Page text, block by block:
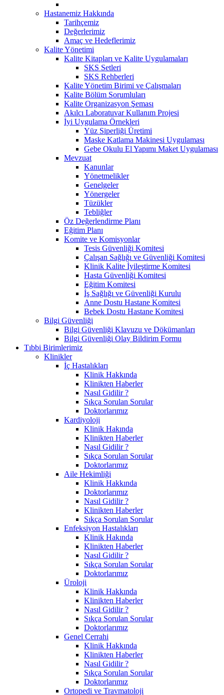
Hastanemiz Hakkında
Tarihçemiz
Değerlerimiz
Amaç ve Hedeflerimiz
Kalite Yönetimi
Kalite Kitapları ve Kalite Uygulamaları
SKS Setleri
SKS Rehberleri
Kalite Yönetim Birimi ve Çalışmaları
Kalite Bölüm Sorumluları
Kalite Organizasyon Şeması
Akılcı Laboratuvar Kullanım Projesi
İyi Uygulama Örnekleri
Yüz Siperliği Üretimi
Maske Katlama Makinesi Uygulaması
Gebe Okulu El Yapımı Maket Uygulaması
Mevzuat
Kanunlar
Yönetmelikler
Genelgeler
Yönergeler
Tüzükler
Tebliğler
Öz Değerlendirme Planı
Eğitim Planı
Komite ve Komisyonlar
Tesis Güvenliği Komitesi
Çalışan Sağlığı ve Güvenliği Komitesi
Klinik Kalite İyileştirme Komitesi
Hasta Güvenliği Komitesi
Eğitim Komitesi
İş Sağlığı ve Güvenliği Kurulu
Anne Dostu Hastane Komitesi
Bebek Dostu Hastane Komitesi
Bilgi Güvenliği
Bilgi Güvenliği Klavuzu ve Dökümanları
Bilgi Güvenliği Olay Bildirim Formu
Tıbbi Birimlerimiz
Klinikler
İç Hastalıkları
Klinik Hakkında
Klinikten Haberler
Nasıl Gidilir ?
Sıkça Sorulan Sorular
Doktorlarımız
Kardiyoloji
Klinik Hakında
Klinikten Haberler
Nasıl Gidilir ?
Sıkça Sorulan Sorular
Doktorlarımız
Aile Hekimliği
Klinik Hakkında
Doktorlarımız
Nasıl Gidilir ?
Klinikten Haberler
Sıkça Sorulan Sorular
Enfeksiyon Hastalıkları
Klinik Hakında
Klinikten Haberler
Nasıl Gidilir ?
Sıkça Sorulan Sorular
Doktorlarımız
Üroloji
Klinik Hakkında
Klinikten Haberler
Nasıl Gidilir ?
Sıkça Sorulan Sorular
Doktorlarımız
Genel Cerrahi
Klinik Hakkında
Klinikten Haberler
Nasıl Gidilir ?
Sıkça Sorulan Sorular
Doktorlarımız
Ortopedi ve Travmatoloji